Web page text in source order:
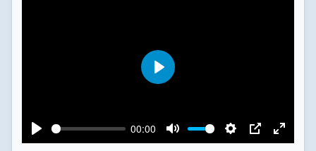
P
00:00
M
S
P
E
P